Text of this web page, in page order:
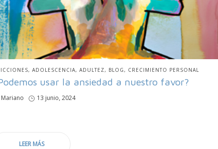
ADOLESCENCIA ADULTEZ BLOG CRECIMIENTO PERSONAL
usar la ansiedad a nuestro favor?
por
Mariano
Publicado
13 junio, 2024
LEER MÁS